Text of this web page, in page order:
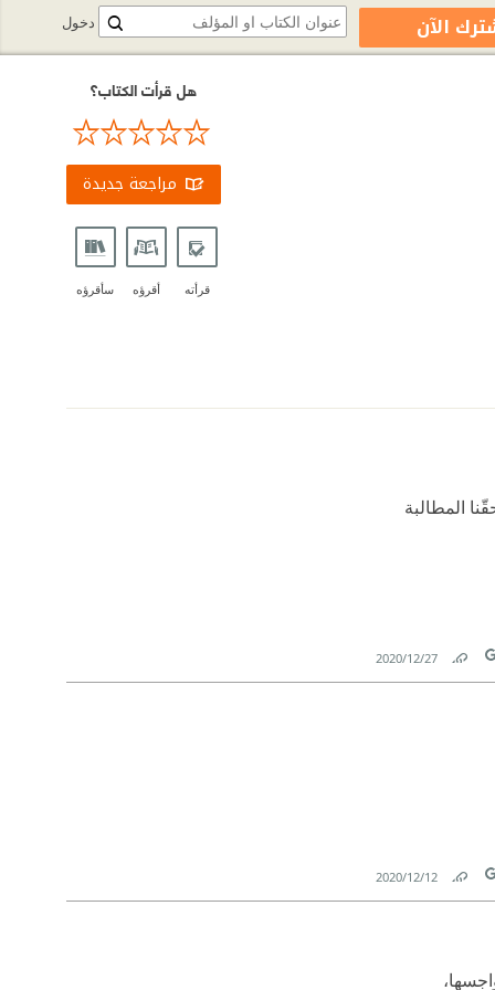
هل قرأت الكتاب؟
مراجعة جديدة
قرأته أقرؤه سأقرؤه
المطالبة
Link
27‏/12‏/2020
Link
12‏/12‏/2020
دخول الآن